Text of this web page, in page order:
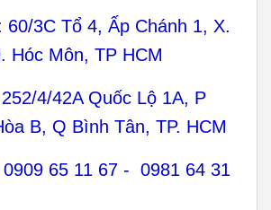
Tổ 4, Ấp Chánh 1, X.
Hóc Môn, TP HCM
4/42A Quốc Lộ 1A, P
B, Q Bình Tân, TP. HCM
65 11 67 - 0981 64 31